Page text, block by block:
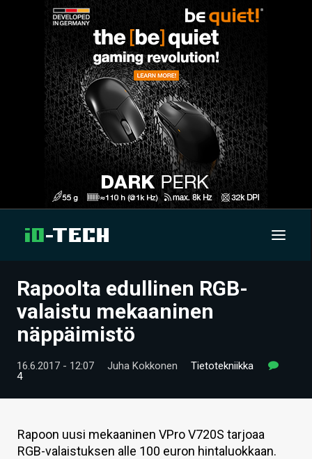
UUTISET
ARTIKKELIT
VIDEOT
HINTA.FI
Rapoolta edullinen RGB-
valaistu mekaaninen
näppäimistö
16.6.2017 - 12:07 Juha Kokkonen
Tietotekniikka
4
Rapoon uusi mekaaninen VPro V720S tarjoaa
RGB-valaistuksen alle 100 euron hintaluokkaan.